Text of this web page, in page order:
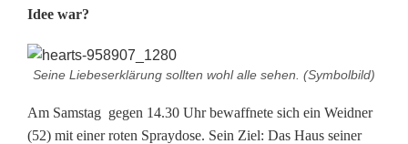
h
l
e
Idee war?
Seine Liebeserklärung sollten wohl alle sehen. (Symbolbild)
Am Samstag gegen 14.30 Uhr bewaffnete sich ein Weidner
(52) mit einer roten Spraydose. Sein Ziel: Das Haus seiner